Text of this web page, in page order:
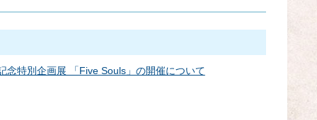
特別企画展 「Five Souls」の開催について